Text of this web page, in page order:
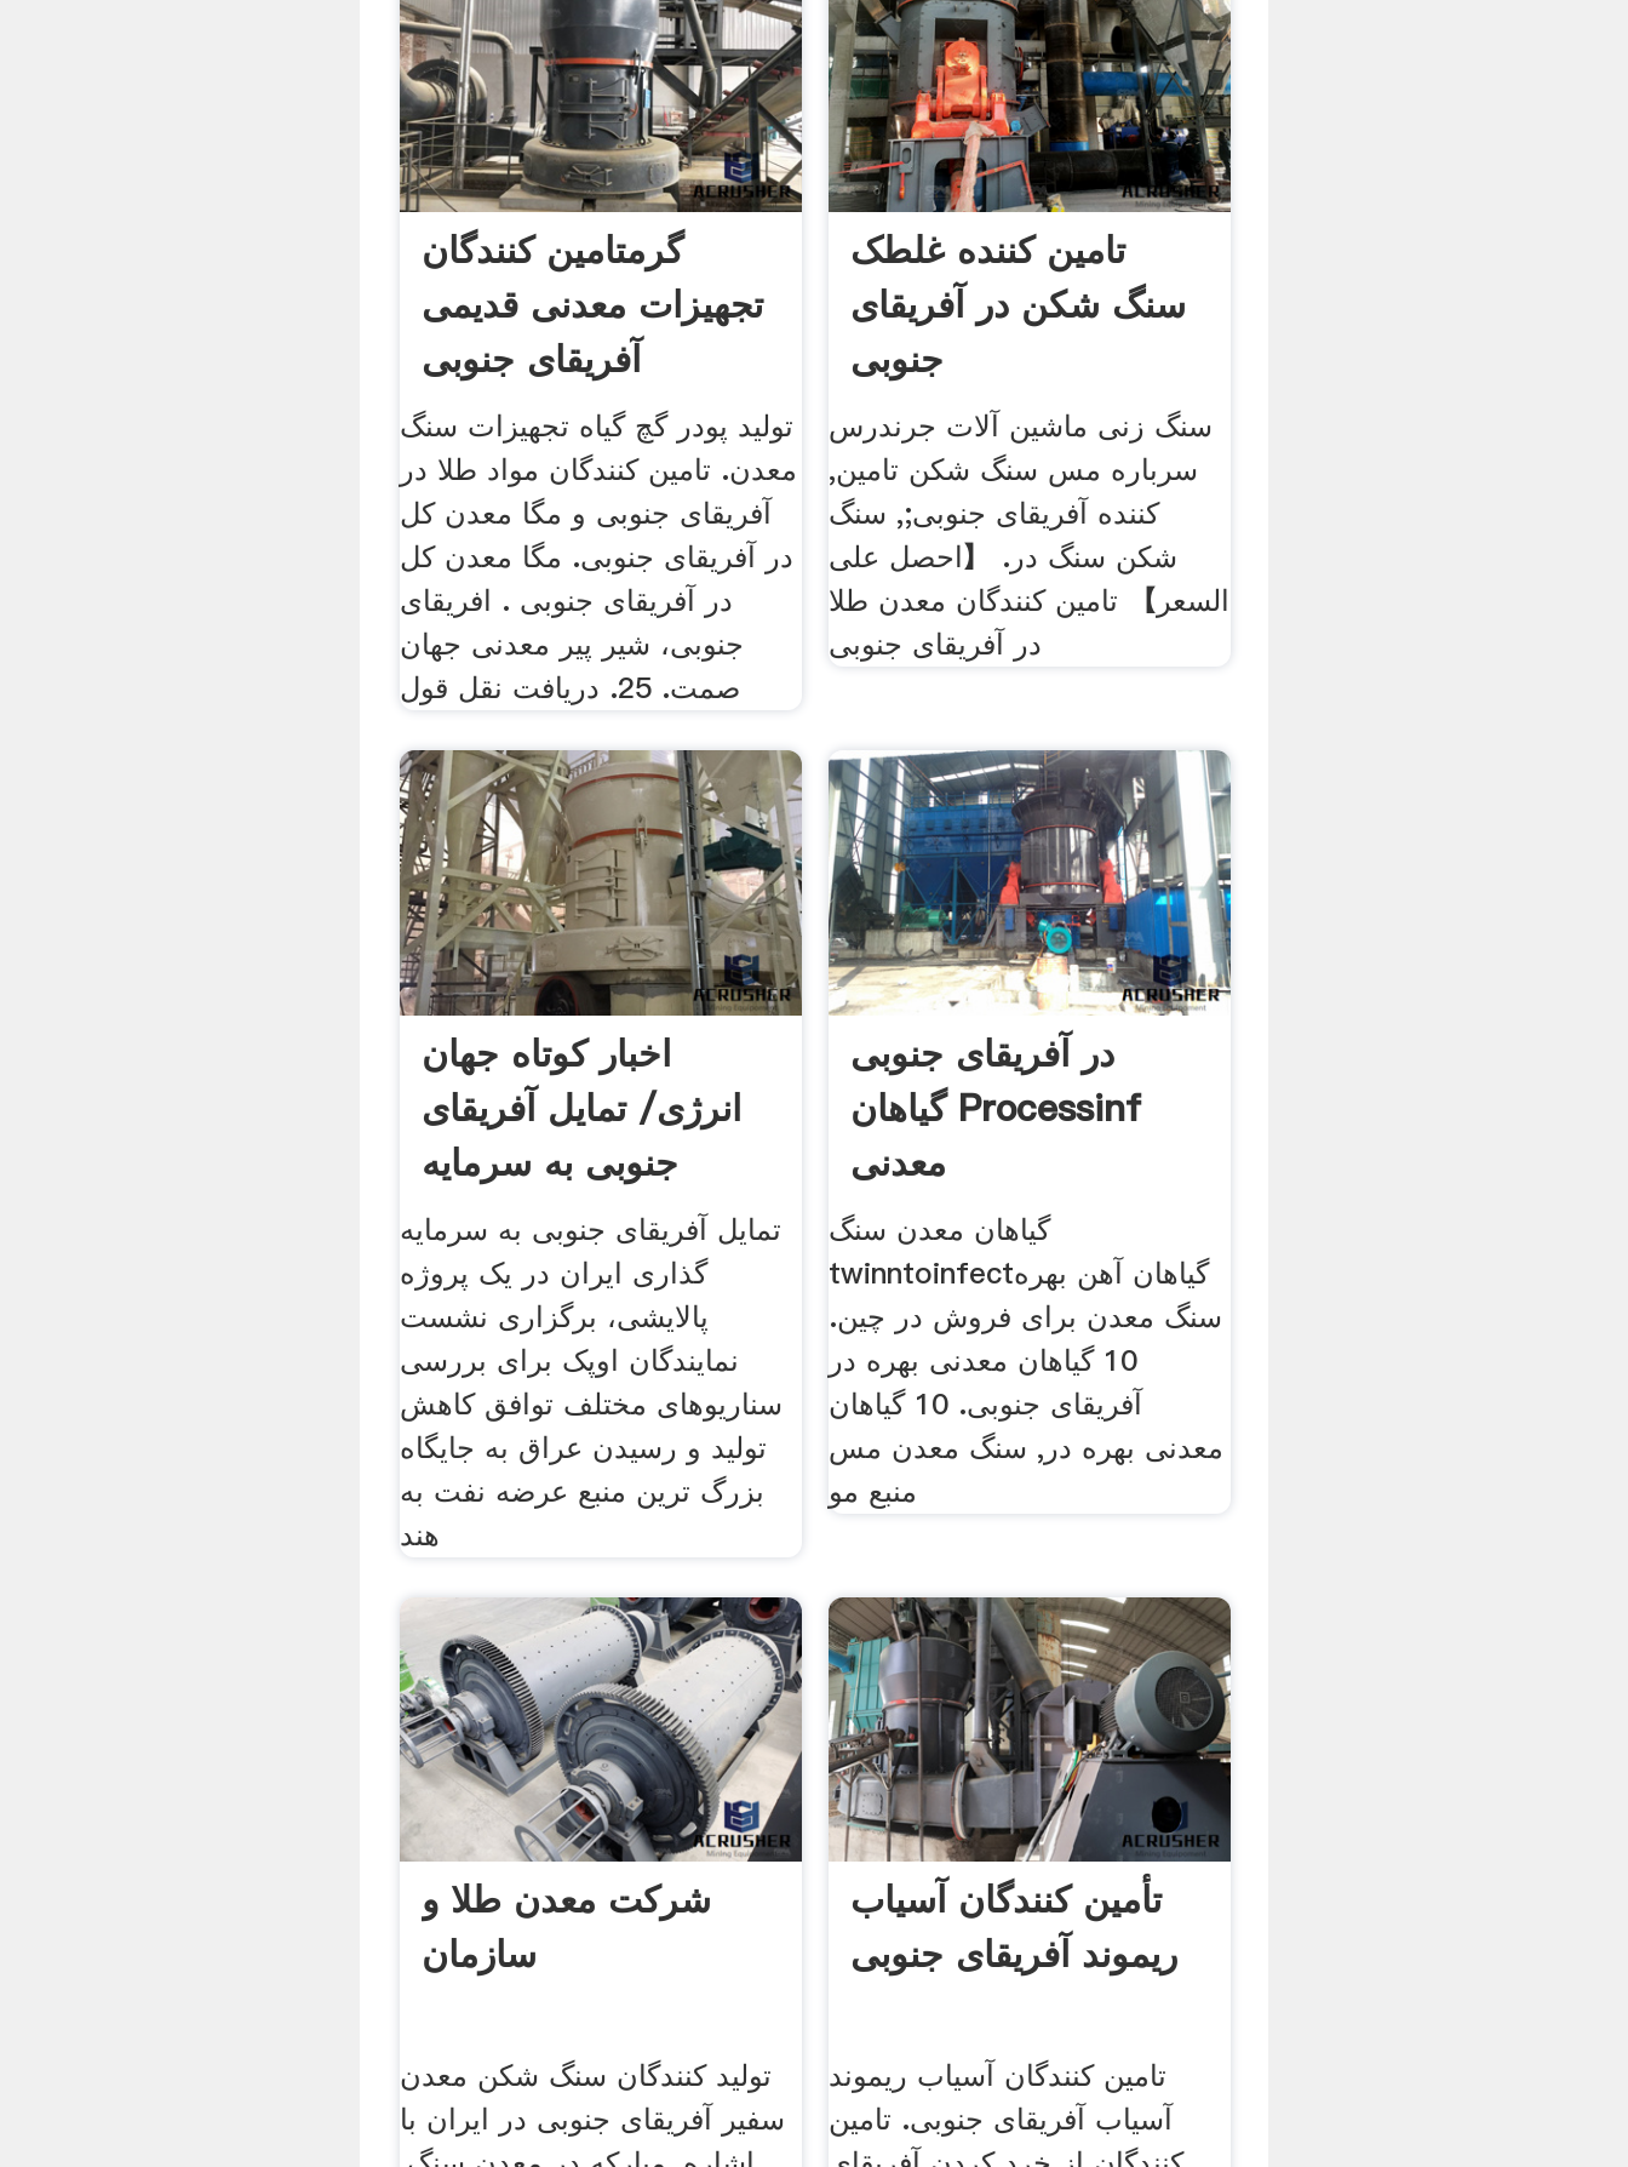
گرمتامین کنندگان
تجهیزات معدنی قدیمی
آفریقای جنوبی
تولید پودر گچ گیاه تجهیزات سنگ
معدن. تامین کنندگان مواد طلا در
آفریقای جنوبی و مگا معدن کل
در آفریقای جنوبی. مگا معدن کل
در آفریقای جنوبی . افریقای
جنوبی، شیر پیر معدنی جهان
صمت. 25. دریافت نقل قول
تامین کننده غلطک
سنگ شکن در آفریقای
جنوبی
سنگ زنی ماشین آلات جرندرس
سرباره مس سنگ شکن تامین,
کننده آفریقای جنوبی;, سنگ
شکن سنگ در. 【احصل على
السعر】 تامین کنندگان معدن طلا
در آفریقای جنوبی
اخبار کوتاه جهان
انرژی/ تمایل آفریقای
جنوبی به سرمایه
تمایل آفریقای جنوبی به سرمایه
گذاری ایران در یک پروژه
پالایشی، برگزاری نشست
نمایندگان اوپک برای بررسی
سناریوهای مختلف توافق کاهش
تولید و رسیدن عراق به جایگاه
بزرگ ترین منبع عرضه نفت به
هند
در آفریقای جنوبی
گیاهان Processinf
معدنی
گیاهان معدن سنگ
twinntoinfectگیاهان آهن بهره
سنگ معدن برای فروش در چین.
10 گیاهان معدنی بهره در
آفریقای جنوبی. 10 گیاهان
معدنی بهره در, سنگ معدن مس
منبع مو
شرکت معدن طلا و
سازمان
تولید کنندگان سنگ شکن معدن
سفیر آفریقای جنوبی در ایران با
تأمین کنندگان آسیاب
ریموند آفریقای جنوبی
تامین کنندگان آسیاب ریموند
آسیاب آفریقای جنوبی. تامین